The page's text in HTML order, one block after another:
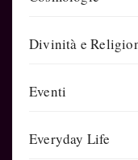
Divinità e
Eventi
Everyday Life